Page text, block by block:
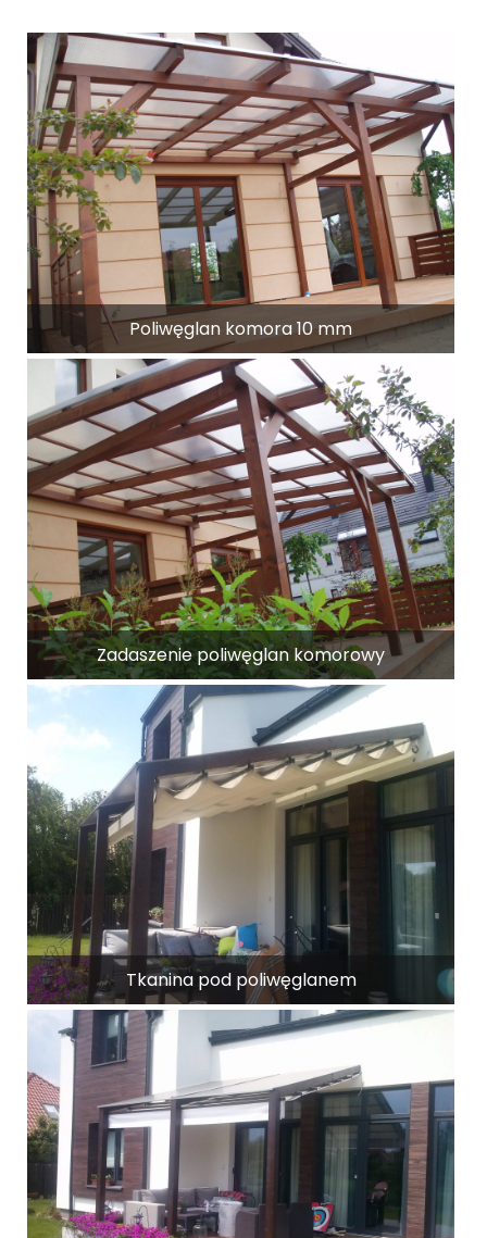
Rolety Screen
Katalogi tkanin
O nas
Serwis
Kontakt Poliwęglan komora 10 mm
Zadaszenie poliwęglan komorowy
Tkanina pod poliwęglanem